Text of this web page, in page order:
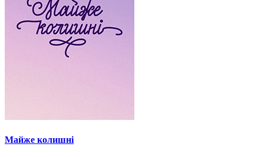
Майже колишні